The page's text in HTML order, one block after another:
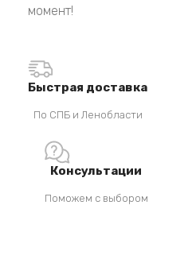
момент!
Быстрая доставка
По СПБ и Ленобласти
Консультации
Поможем с выбором